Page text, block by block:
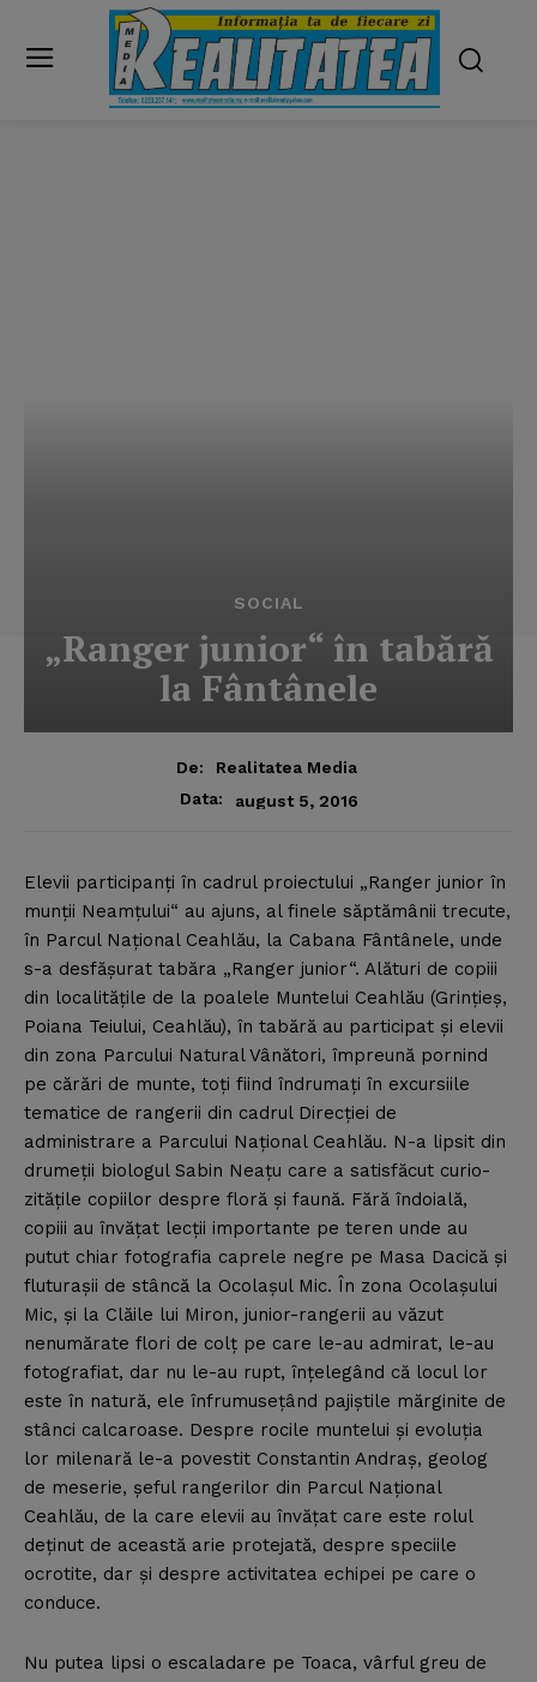
SOCIAL
„Ranger junior“ în tabără
la Fântânele
De:
Realitatea Media
Data:
august 5, 2016
Elevii participanţi în cadrul proiectului „Ranger junior în
munţii Neamţului“ au ajuns, al finele săptămânii trecute,
în Parcul Naţional Ceahlău, la Cabana Fântânele, unde
s-a desfăşurat tabăra „Ranger junior“. Alături de copiii
din localităţile de la poalele Muntelui Ceahlău (Grinţieş,
Poiana Teiului, Ceahlău), în tabără au participat şi elevii
din zona Parcului Natural Vânători, împreună pornind
pe cărări de munte, toţi fiind îndrumaţi în excursiile
tematice de rangerii din cadrul Direcţiei de
administrare a Parcului Naţional Ceahlău. N-a lipsit din
drumeţii biologul Sabin Neaţu care a satisfăcut curio-
zităţile copiilor despre floră şi faună. Fără îndoială,
copiii au învăţat lecţii importante pe teren unde au
putut chiar fotografia caprele negre pe Masa Dacică şi
fluturaşii de stâncă la Ocolaşul Mic. În zona Ocolaşului
Mic, şi la Clăile lui Miron, junior-rangerii au văzut
nenumărate flori de colţ pe care le-au admirat, le-au
fotografiat, dar nu le-au rupt, înţelegând că locul lor
este în natură, ele înfrumuseţând pajiştile mărginite de
stânci calcaroase. Despre rocile muntelui şi evoluţia
lor milenară le-a povestit Constantin Andraş, geolog
de meserie, şeful rangerilor din Parcul Naţional
Ceahlău, de la care elevii au învăţat care este rolul
deţinut de această arie protejată, despre speciile
ocrotite, dar şi despre activitatea echipei pe care o
conduce.
Nu putea lipsi o escaladare pe Toaca, vârful greu de